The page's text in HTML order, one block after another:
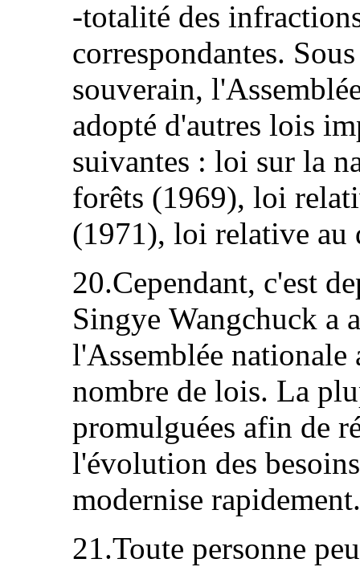
‑totalité des
correspondantes.
souverain,
adopté d'autres lois
suivantes : loi sur la
forêts (1969), loi
(1971), loi relative au
20.Cependant, c'est
Singye Wangchuck a
l'Assemblée nationale
nombre de lois. La
promulguées afin de
l'évolution des
modernise rapidement.
21.Toute personne